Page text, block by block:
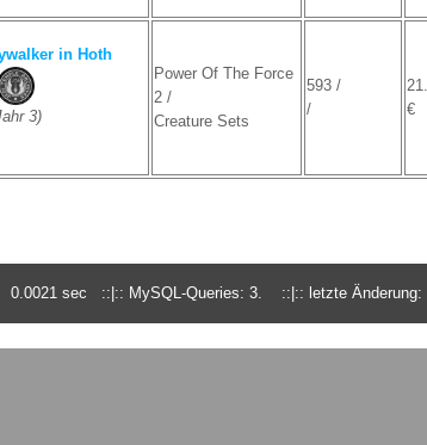
in Hoth
3)
Power Of The Force
2 /
Creature Sets
593 /
/
€
sec ::|:: MySQL-Queries: 3. ::|:: letzte